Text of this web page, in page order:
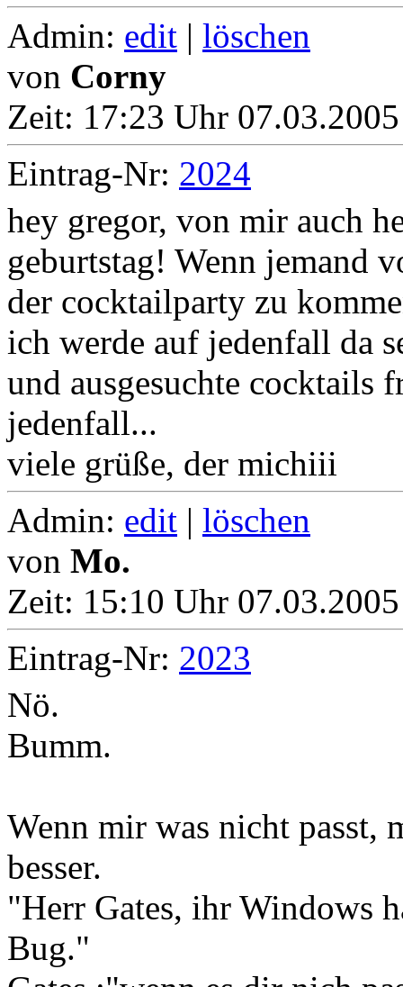
Admin: edit | löschen
von Corny
Zeit: 17:23 Uhr
Eintrag-Nr: 2024
hey gregor, von mir auch
geburtstag! Wenn jemand
der cocktailparty zu
ich werde auf jedenfall da
und ausgesuchte cocktails
jedenfall...
viele grüße, der michiii
Admin: edit | löschen
von Mo.
Zeit: 15:10 Uhr
Eintrag-Nr: 2023
Nö.
Bumm.
Wenn mir was nicht passt,
besser.
"Herr Gates, ihr Windows
Bug."